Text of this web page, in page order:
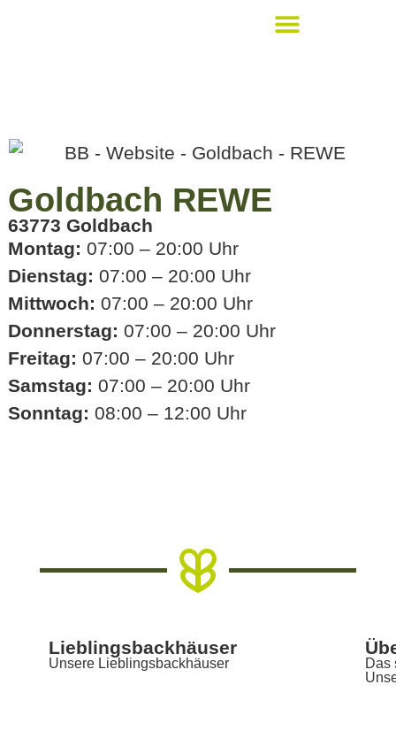
Goldbach REWE
63773 Goldbach
Montag: 07:00 – 20:00 Uhr
Dienstag: 07:00 – 20:00 Uhr
Mittwoch: 07:00 – 20:00 Uhr
Donnerstag: 07:00 – 20:00 Uhr
Freitag: 07:00 – 20:00 Uhr
Samstag: 07:00 – 20:00 Uhr
Sonntag: 08:00 – 12:00 Uhr
Lieblingsbackhäuser
Unsere Lieblingsbackhäuser
Das